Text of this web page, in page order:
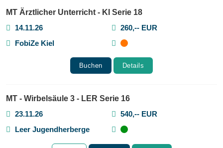
MT Ärztlicher Unterricht - KI Serie 18
14.11.26
260,-- EUR
FobiZe Kiel
Buchen Details
MT - Wirbelsäule 3 - LER Serie 16
23.11.26
540,-- EUR
Leer Jugendherberge